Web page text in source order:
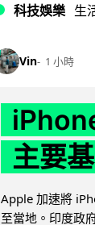
科技娛樂 生
Vin 1 小時
主要
Apple 加速將
至當地。印度政